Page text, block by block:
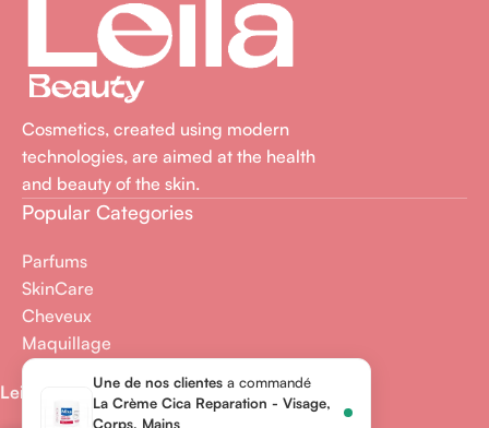
Cosmetics, created using modern
technologies, are aimed at the health
and beauty of the skin.
Popular Categories
Parfums
SkinCare
Cheveux
Maquillage
Leila Beauty2025MOUQUII
Une de nos clientes a commandé
La Crème Cica Reparation - Visage,
Corps, Mains